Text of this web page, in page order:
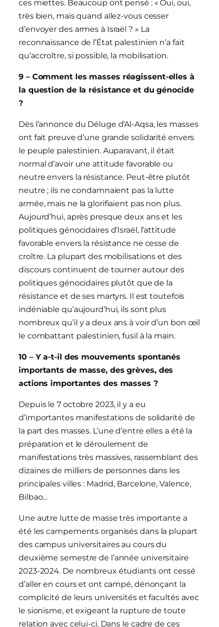
ces miettes. Beaucoup ont pensé : « Oui, oui,
très bien, mais quand allez-vous cesser
d’envoyer des armes à Israël ? » La
reconnaissance de l’État palestinien n’a fait
qu’accroître, si possible, la mobilisation.
9 – Comment les masses réagissent-elles à
la question de la résistance et du génocide
?
Dès l’annonce du Déluge d’Al-Aqsa, les masses
ont fait preuve d’une grande solidarité envers
le peuple palestinien. Auparavant, il était
normal d’avoir une attitude favorable ou
neutre envers la résistance. Peut-être plutôt
neutre ; ils ne condamnaient pas la lutte
armée, mais ne la glorifiaient pas non plus.
Aujourd’hui, après presque deux ans et les
politiques génocidaires d’Israël, l’attitude
favorable envers la résistance ne cesse de
croître. La plupart des mobilisations et des
discours continuent de tourner autour des
politiques génocidaires plutôt que de la
résistance et de ses martyrs. Il est toutefois
indéniable qu’aujourd’hui, ils sont plus
nombreux qu’il y a deux ans à voir d’un bon œil
le combattant palestinien, fusil à la main.
10 – Y a-t-il des mouvements spontanés
importants de masse, des grèves, des
actions importantes des masses ?
Depuis le 7 octobre 2023, il y a eu
d’importantes manifestations de solidarité de
la part des masses. L’une d’entre elles a été la
préparation et le déroulement de
manifestations très massives, rassemblant des
dizaines de milliers de personnes dans les
principales villes : Madrid, Barcelone, Valence,
Bilbao…
Une autre lutte de masse très importante a
été les campements organisés dans la plupart
des campus universitaires au cours du
deuxième semestre de l’année universitaire
2023-2024. De nombreux étudiants ont cessé
d’aller en cours et ont campé, dénonçant la
complicité de leurs universités et facultés avec
le sionisme, et exigeant la rupture de toute
relation avec celui-ci. Dans le cadre de ces